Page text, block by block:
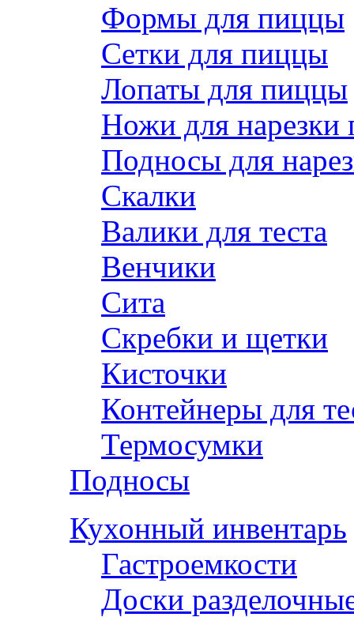
Формы для пиццы
Сетки для пиццы
Лопаты для пиццы
Ножи для нарезки
Подносы для
Скалки
Валики для теста
Венчики
Сита
Скребки и щетки
Кисточки
Контейнеры для
Термосумки
Подносы
Кухонный инвентарь
Гастроемкости
Доски